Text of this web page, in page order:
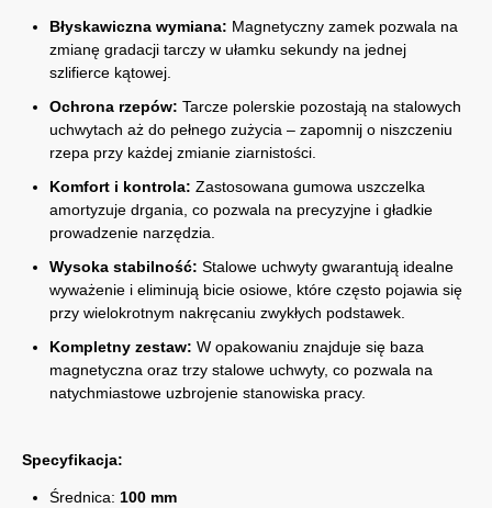
Błyskawiczna wymiana: Magnetyczny zamek pozwala na
zmianę gradacji tarczy w ułamku sekundy na jednej
szlifierce kątowej.
Ochrona rzepów: Tarcze polerskie pozostają na stalowych
uchwytach aż do pełnego zużycia – zapomnij o niszczeniu
rzepa przy każdej zmianie ziarnistości.
Komfort i kontrola: Zastosowana gumowa uszczelka
amortyzuje drgania, co pozwala na precyzyjne i gładkie
prowadzenie narzędzia.
Wysoka stabilność: Stalowe uchwyty gwarantują idealne
wyważenie i eliminują bicie osiowe, które często pojawia się
przy wielokrotnym nakręcaniu zwykłych podstawek.
Kompletny zestaw: W opakowaniu znajduje się baza
magnetyczna oraz trzy stalowe uchwyty, co pozwala na
natychmiastowe uzbrojenie stanowiska pracy.
Specyfikacja:
Średnica: 100 mm